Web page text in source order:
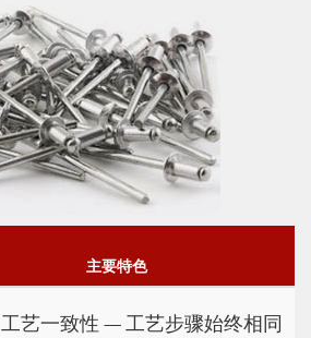
主要特色
工艺一致性 — 工艺步骤始终相同